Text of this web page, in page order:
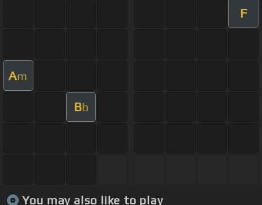
F
Am
Bb
You may also like to play